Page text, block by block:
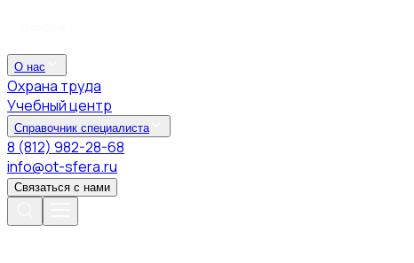
О нас
Охрана труда
Учебный центр
Справочник специалиста
8 (812) 982-28-68
info@ot-sfera.ru
Связаться с нами